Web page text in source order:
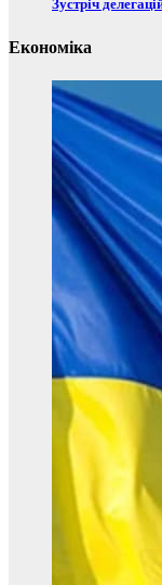
Зустріч
Економіка